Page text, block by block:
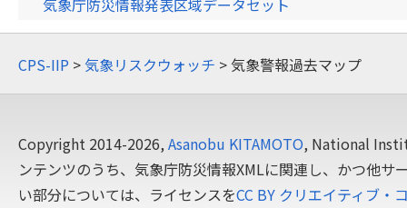
気象庁防災情報発表区域データセット
CPS-IIP >気象リスクウォッチ > 気象警報過去マップ
Copyright 2014-2026, Asanobu KITAMOTO, National
ンテンツのうち、気象庁防災情報XMLに関連し、かつ他サ
い部分については、ライセンスをCC BY クリエイティブ・